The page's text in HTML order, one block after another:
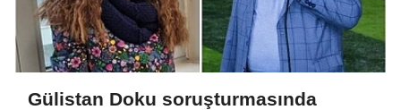
Gülistan Doku soruşturmasında